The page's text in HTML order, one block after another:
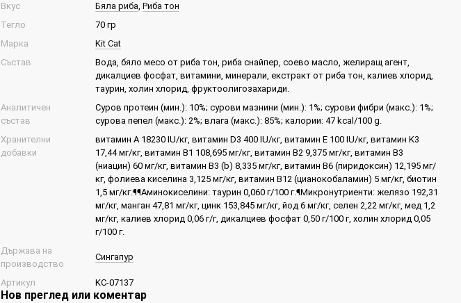
Вкус Бяла риба, Риба тон
Тегло
70 гр
Марка
Kit Cat
Състав
Вода, бяло месо от риба тон, риба снайпер, соево масло, желиращ агент,
дикалциев фосфат, витамини, минерали, екстракт от риба тон, калиев хлорид,
таурин, холин хлорид, фруктоолигозахариди.
Аналитичен
състав
Суров протеин (мин.): 10%; сурови мазнини (мин.): 1%; сурови фибри (макс.): 1%;
сурова пепел (макс.): 2%; влага (макс.): 85%; калории: 47 kcal/100 g.
Хранителни
добавки
витамин A 18230 IU/кг, витамин D3 400 IU/кг, витамин E 100 IU/кг, витамин K3
17,44 мг/кг, витамин B1 108,695 мг/кг, витамин B2 9,375 мг/кг, витамин B3
(ниацин) 60 мг/кг, витамин B3 (b) 8,335 мг/кг, витамин B6 (пиридоксин) 12,195 мг/
кг, фолиева киселина 3,125 мг/кг, витамин B12 (цианокобаламин) 5 мг/кг, биотин
1,5 мг/кг.¶¶Аминокиселини: таурин 0,060 г/100 г.¶Микронутриенти: желязо 192,31
мг/кг, манган 47,81 мг/кг, цинк 153,845 мг/кг, йод 6 мг/кг, селен 2,22 мг/кг, мед 1,2
мг/кг, калиев хлорид 0,06 г/г, дикалциев фосфат 0,50 г/100 г, холин хлорид 0,05
г/100 г.
Държава на
производство
Сингапур
Артикул KC-07137
Нов преглед или коментар